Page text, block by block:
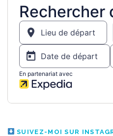
SUIVEZ-MOI SUR